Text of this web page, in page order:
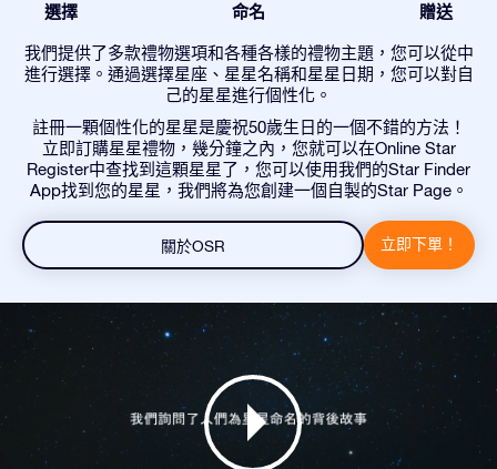
選擇 命名 贈送
我們提供了多款禮物選項和各種各樣的禮物主題，您可以從中
進行選擇。通過選擇星座、星星名稱和星星日期，您可以對自
己的星星進行個性化。
註冊一顆個性化的星星是慶祝50歲生日的一個不錯的方法！
立即訂購星星禮物，幾分鐘之內，您就可以在Online Star
Register中查找到這顆星星了，您可以使用我們的Star Finder
App找到您的星星，我們將為您創建一個自製的Star Page。
關於OSR 立即下單！